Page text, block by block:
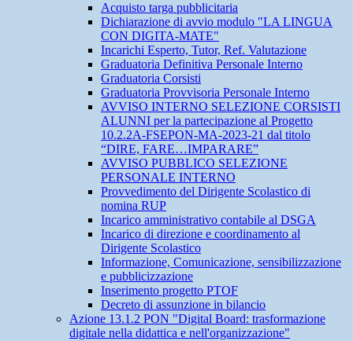
Acquisto targa pubblicitaria
Dichiarazione di avvio modulo "LA LINGUA
CON DIGITA-MATE"
Incarichi Esperto, Tutor, Ref. Valutazione
Graduatoria Definitiva Personale Interno
Graduatoria Corsisti
Graduatoria Provvisoria Personale Interno
AVVISO INTERNO SELEZIONE CORSISTI
ALUNNI per la partecipazione al Progetto
10.2.2A-FSEPON-MA-2023-21 dal titolo
“DIRE, FARE…IMPARARE”
AVVISO PUBBLICO SELEZIONE
PERSONALE INTERNO
Provvedimento del Dirigente Scolastico di
nomina RUP
Incarico amministrativo contabile al DSGA
Incarico di direzione e coordinamento al
Dirigente Scolastico
Informazione, Comunicazione, sensibilizzazione
e pubblicizzazione
Inserimento progetto PTOF
Decreto di assunzione in bilancio
Azione 13.1.2 PON "Digital Board: trasformazione
digitale nella didattica e nell'organizzazione"